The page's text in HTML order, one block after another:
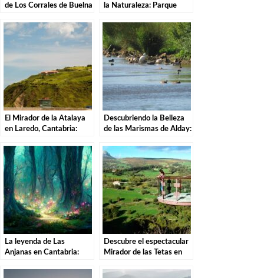
de Los Corrales de Buelna
la Naturaleza: Parque
Nansa en Tudanca.
El Mirador de la Atalaya
en Laredo, Cantabria:
la Costa Cántabra
Descubriendo la Belleza
de las Marismas de Alday:
Parque Natural
La leyenda de Las
Anjanas en Cantabria:
Descubre el espectacular
Mirador de las Tetas en
imprescindible en